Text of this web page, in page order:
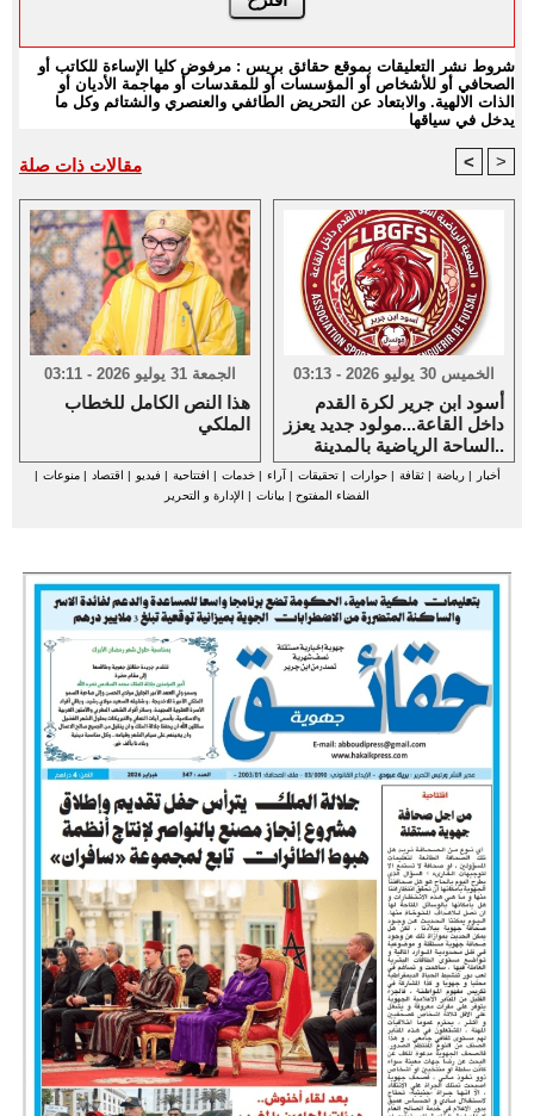
شروط نشر التعليقات بموقع حقائق بريس : مرفوض كليا الإساءة للكاتب أو
الصحافي أو للأشخاص أو المؤسسات أو للمقدسات أو مهاجمة الأديان أو
الذات الالهية. والابتعاد عن التحريض الطائفي والعنصري والشتائم وكل ما
يدخل في سياقها
مقالات ذات صلة < >
الجمعة 31 يوليو 2026 - 03:11
هذا النص الكامل للخطاب
الملكي
الخميس 30 يوليو 2026 - 03:13
أسود ابن جرير لكرة القدم
داخل القاعة...مولود جديد يعزز
الساحة الرياضية بالمدينة..
أخبار |رياضة |ثقافة |حوارات |تحقيقات | آراء |خدمات | افتتاحية | فيديو | اقتصاد |منوعات |
الفضاء المفتوح | بيانات | الإدارة و التحرير